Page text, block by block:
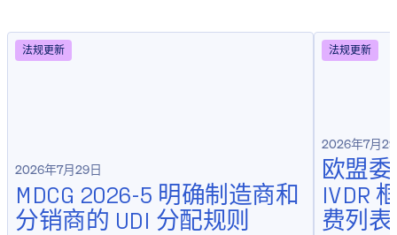
法规更新
2026年7月29日
MDCG 2026-5 明确制造商和
分销商的 UDI 分配规则
法规更新
2026年7月
欧盟委
IVDR
费列表